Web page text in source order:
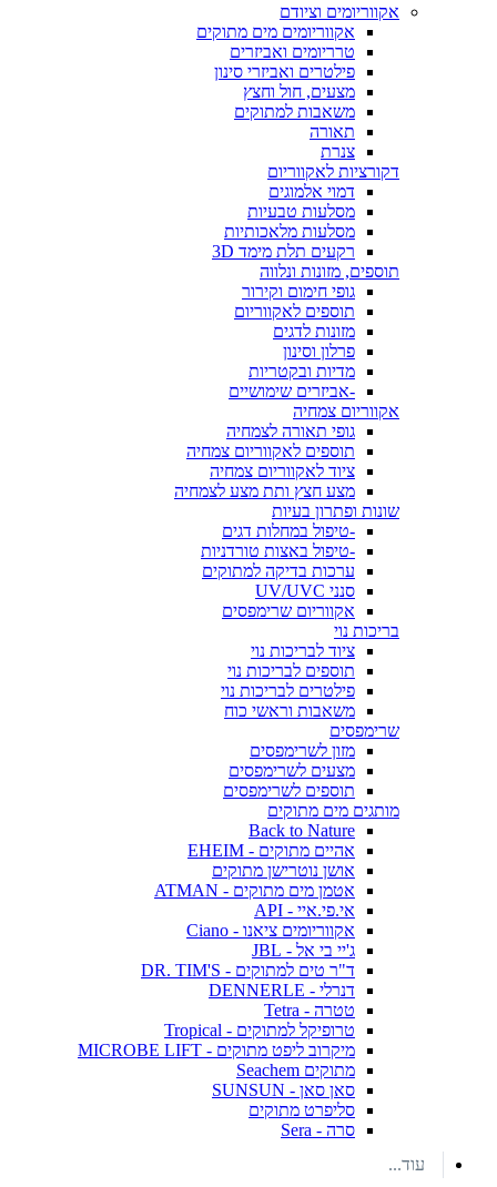
אקווריומים וציודם
אקווריומים מים מתוקים
טרריומים ואביזרים
פילטרים ואביזרי סינון
מצעים, חול וחצץ
משאבות למתוקים
תאורה
צנרת
דקורציות לאקווריום
דמוי אלמוגים
מסלעות טבעיות
מסלעות מלאכותיות
רקעים תלת מימד 3D
תוספים, מזונות ונלווה
גופי חימום וקירור
תוספים לאקווריום
מזונות לדגים
פרלון וסינון
מדיות ובקטריות
-אביזרים שימושיים
אקווריום צמחיה
גופי תאורה לצמחיה
תוספים לאקווריום צמחיה
ציוד לאקווריום צמחיה
מצע חצץ ותת מצע לצמחיה
שונות ופתרון בעיות
-טיפול במחלות דגים
-טיפול באצות טורדניות
ערכות בדיקה למתוקים
סנני UV/UVC
אקווריום שרימפסים
בריכות נוי
ציוד לבריכות נוי
תוספים לבריכות נוי
פילטרים לבריכות נוי
משאבות וראשי כוח
שרימפסים
מזון לשרימפסים
מצעים לשרימפסים
תוספים לשרימפסים
מותגים מים מתוקים
Back to Nature
אהיים מתוקים - EHEIM
אושן נוטרישן מתוקים
אטמן מים מתוקים - ATMAN
אי.פי.איי - API
אקווריומים ציאנו - Ciano
ג'יי בי אל - JBL
ד"ר טים למתוקים - DR. TIM'S
דנרלי - DENNERLE
טטרה - Tetra
טרופיקל למתוקים - Tropical
מיקרוב ליפט מתוקים - MICROBE LIFT
מתוקים Seachem
סאן סאן - SUNSUN
סליפרט מתוקים
סרה - Sera
עוד...